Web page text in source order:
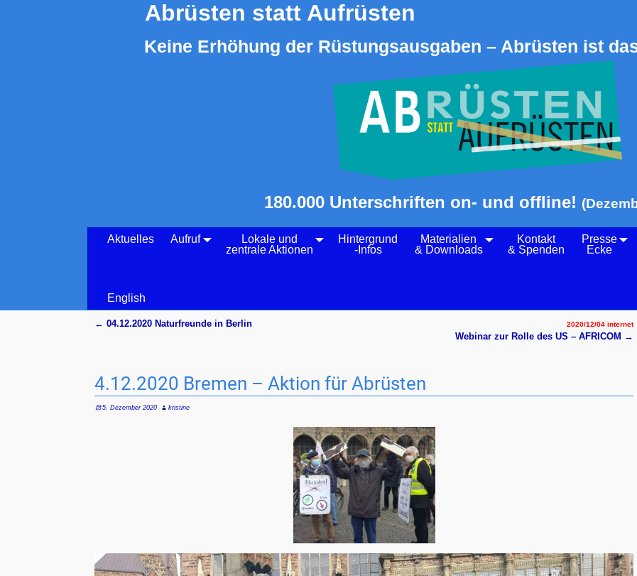
Abrüsten statt Aufrüsten
Keine Erhöhung der Rüstungsausgaben – Abrüsten ist
180.000 Unterschriften on- und offline!
Aktuelles Aufruf
Lokale und
zentrale Aktionen
Hintergrund
-Infos
Materialien
& Downloads
Kontakt
& Spenden
Presse
Ecke
English
← 04.12.2020 Naturfreunde in Berlin 2020/12/04 internet
Webinar zur Rolle des US – AFRICOM →
4.12.2020 Bremen – Aktion für Abrüsten
5. Dezember 2020 kristine